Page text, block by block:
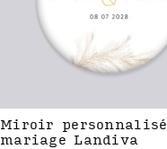
Miroir personnalisé
mariage Landiva